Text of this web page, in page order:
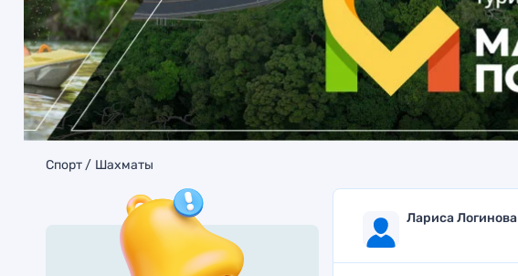
Спорт Шахматы
Лариса Логинова